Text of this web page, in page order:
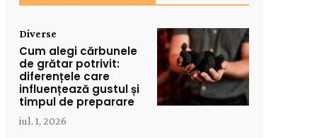
Diverse
Cum alegi cărbunele
de grătar potrivit:
diferențele care
influențează gustul și
timpul de preparare
iul. 1, 2026